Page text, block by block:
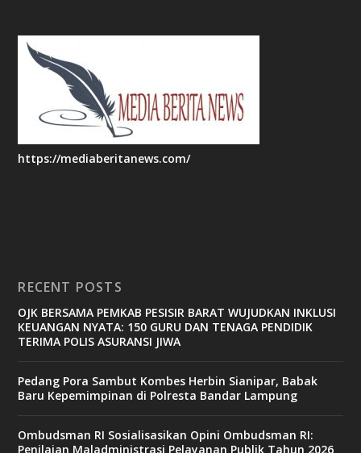
https://mediaberitanews.com/
RECENT POSTS
OJK BERSAMA PEMKAB PESISIR BARAT WUJUDKAN INKLUSI
KEUANGAN NYATA: 150 GURU DAN TENAGA PENDIDIK
TERIMA POLIS ASURANSI JIWA
Pedang Pora Sambut Kombes Herbin Sianipar, Babak
Baru Kepemimpinan di Polresta Bandar Lampung
Ombudsman RI Sosialisasikan Opini Ombudsman RI:
Penilaian Maladministrasi Pelayanan Publik Tahun 2026